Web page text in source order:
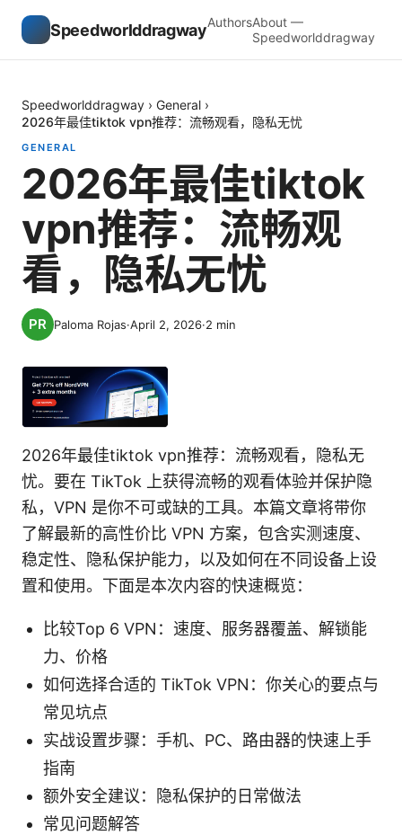
SpeedworlddragwayAuthorsAbout —
Speedworlddragway
Speedworlddragway › General ›
2026年最佳tiktok vpn推荐：流畅观看，隐私无忧
GENERAL
2026年最佳tiktok
vpn推荐：流畅观
看，隐私无忧
Paloma Rojas·April 2, 2026·2 min
2026年最佳tiktok vpn推荐：流畅观看，隐私无
忧。要在 TikTok 上获得流畅的观看体验并保护隐
私，VPN 是你不可或缺的工具。本篇文章将带你
了解最新的高性价比 VPN 方案，包含实测速度、
稳定性、隐私保护能力，以及如何在不同设备上设
置和使用。下面是本次内容的快速概览：
比较Top 6 VPN：速度、服务器覆盖、解锁能
力、价格
如何选择合适的 TikTok VPN：你关心的要点与
常见坑点
实战设置步骤：手机、PC、路由器的快速上手
指南
额外安全建议：隐私保护的日常做法
常见问题解答